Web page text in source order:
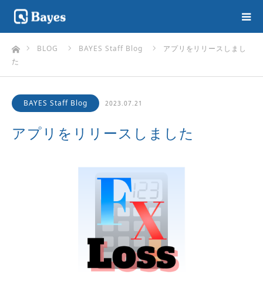
ホームBLOG BAYES Staff Blog
アプリをリリースしまし
た
BAYES Staff Blog 2023.07.21
アプリをリリースしました